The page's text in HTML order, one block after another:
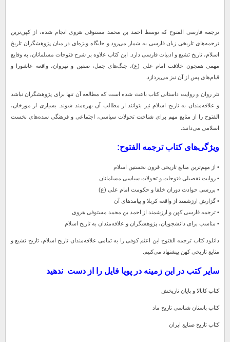
ترجمه فارسی الفتوح که توسط احمد بن محمد مستوفی هروی انجام شده، از کهن‌ترین
ترجمه‌های تاریخی زبان فارسی به شمار می‌رود و جایگاه ویژه‌ای در میان پژوهشگران تاریخ
اسلام، تاریخ تشیع و ادبیات فارسی دارد. این کتاب علاوه بر شرح فتوحات مسلمانان، به وقایع
مهمی همچون خلافت امام علی (ع)، جنگ‌های جمل، صفین و نهروان، واقعه عاشورا و
قیام‌های پس از آن نیز می‌پردازد.
نثر روان و روایت داستانی کتاب باعث شده است که مطالعه آن تنها برای پژوهشگران نباشد
و علاقه‌مندان به تاریخ اسلام نیز بتوانند از مطالب آن بهره‌مند شوند. بسیاری از مورخان،
الفتوح را از منابع مهم برای شناخت تحولات سیاسی، اجتماعی و فرهنگی سده‌های نخست
اسلامی می‌دانند.
ویژگی‌های کتاب ترجمه الفتوح:
• از مهم‌ترین منابع تاریخی قرون نخستین اسلام
• روایت تفصیلی فتوحات و تحولات سیاسی مسلمانان
• بررسی حوادث دوران خلفا و حکومت امام علی (ع)
• گزارش ارزشمند از واقعه کربلا و پیامدهای آن
• ترجمه فارسی کهن و ارزشمند از احمد بن محمد مستوفی هروی
• مناسب برای دانشجویان، پژوهشگران و علاقه‌مندان به تاریخ اسلام
دانلود کتاب ترجمه الفتوح ابن اعثم کوفی را به تمامی علاقه‌مندان تاریخ اسلام، تاریخ تشیع و
منابع تاریخی کهن پیشنهاد می‌کنیم.
سایر کتب در این زمینه در پویا فایل را از دست ندهید
کتاب کابالا و پایان تاریخش
کتاب باستان شناسی تاریخ ماد
کتاب تاریخ صنایع ایران